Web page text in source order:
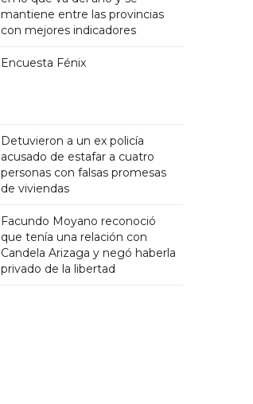
mantiene entre las provincias
con mejores indicadores
Encuesta Fénix
Detuvieron a un ex policía
acusado de estafar a cuatro
personas con falsas promesas
de viviendas
Facundo Moyano reconoció
que tenía una relación con
Candela Arizaga y negó haberla
privado de la libertad